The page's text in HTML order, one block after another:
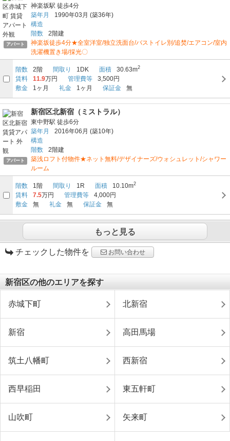
アパート
神楽坂駅 徒歩4分
築年月
1990年03月 (築36年)
構造
階数
2階建
神楽坂徒歩4分★全室洋室/独立洗面台/バストイレ別/追焚/エアコン/室内
洗濯機置き場/採光〇
階数 2階 間取り 1DK 面積 30.63m2
賃料 11.9万円 管理費等
3,500円
敷金
1ヶ月 礼金 1ヶ月 保証金 無
アパート
新宿区北新宿（ミストラル）
東中野駅 徒歩6分
築年月
2016年06月 (築10年)
構造
階数
2階建
築浅ロフト付物件★ネット無料/デザイナーズ/ウォシュレット/シャワー
ルーム
階数 1階 間取り 1R 面積 10.10m2
賃料 7.5万円 管理費等
4,000円
敷金
無 礼金 無 保証金 無
もっと見る
チェックした物件を お問い合わせ
新宿区の他のエリアを探す
赤城下町 北新宿
新宿 高田馬場
筑土八幡町 西新宿
西早稲田 東五軒町
山吹町 矢来町